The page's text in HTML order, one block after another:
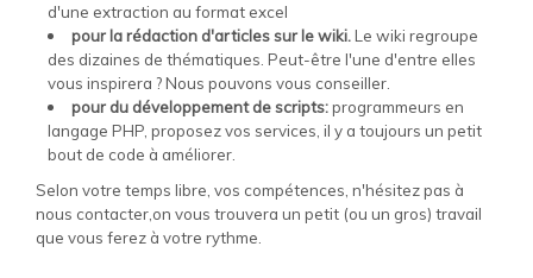
d'une extraction au format excel
pour la rédaction d'articles sur le wiki.Le wiki regroupe
des dizaines de thématiques. Peut-être l'une d'entre elles
vous inspirera ? Nous pouvons vous conseiller.
pour du développement de scripts:programmeurs en
langage PHP, proposez vos services, il y a toujours un petit
bout de code à améliorer.
Selon votre temps libre, vos compétences, n'hésitez pas à
nous contacter,on vous trouvera un petit (ou un gros) travail
que vous ferez à votre rythme.